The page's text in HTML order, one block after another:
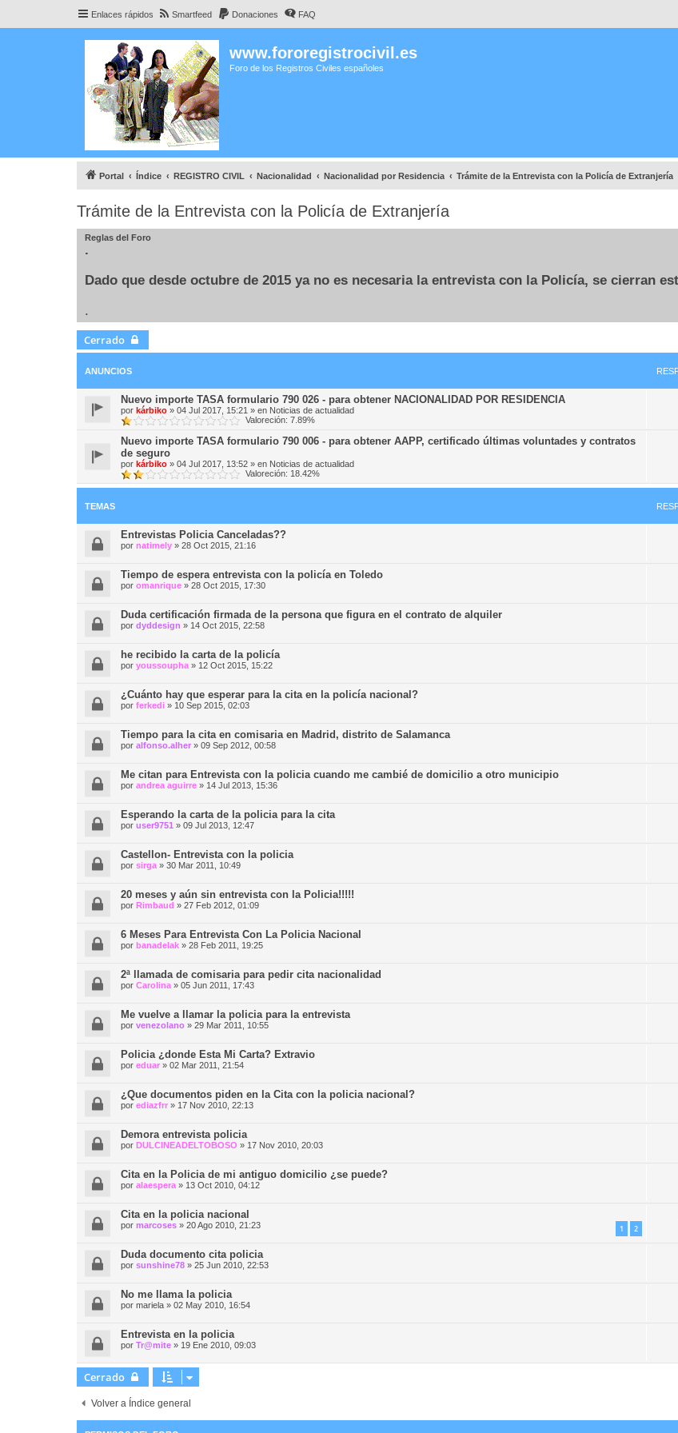
Enlaces rápidos Smartfeed Donaciones FAQ
www.fororegistrocivil.es
Foro de los Registros Civiles españoles
Portal Índice REGISTRO CIVIL Nacionalidad Nacionalidad por Residencia Trámite de la Entrevista con la Policía de Extranjería
Trámite de la Entrevista con la Policía de Extranjería
Reglas del Foro
.
Dado que desde octubre de 2015 ya no es necesaria la entrevista con la Policía, se cierran
.
Cerrado
ANUNCIOS
Nuevo importe TASA formulario 790 026 - para obtener NACIONALIDAD POR RESIDENCIA
por kárbiko » 04 Jul 2017, 15:21 » en Noticias de actualidad
Valoreción: 7.89%
Nuevo importe TASA formulario 790 006 - para obtener AAPP, certificado últimas voluntades y contratos
de seguro
por kárbiko » 04 Jul 2017, 13:52 » en Noticias de actualidad
Valoreción: 18.42%
TEMAS
Entrevistas Policia Canceladas??
por natimely » 28 Oct 2015, 21:16
Tiempo de espera entrevista con la policía en Toledo
por omanrique » 28 Oct 2015, 17:30
Duda certificación firmada de la persona que figura en el contrato de alquiler
por dyddesign » 14 Oct 2015, 22:58
he recibido la carta de la policía
por youssoupha » 12 Oct 2015, 15:22
¿Cuánto hay que esperar para la cita en la policía nacional?
por ferkedi » 10 Sep 2015, 02:03
Tiempo para la cita en comisaria en Madrid, distrito de Salamanca
por alfonso.alher » 09 Sep 2012, 00:58
Me citan para Entrevista con la policia cuando me cambié de domicilio a otro municipio
por andrea aguirre » 14 Jul 2013, 15:36
Esperando la carta de la policia para la cita
por user9751 » 09 Jul 2013, 12:47
Castellon- Entrevista con la policia
por sirga » 30 Mar 2011, 10:49
20 meses y aún sin entrevista con la Policia!!!!!
por Rimbaud » 27 Feb 2012, 01:09
6 Meses Para Entrevista Con La Policia Nacional
por banadelak » 28 Feb 2011, 19:25
2ª llamada de comisaria para pedir cita nacionalidad
por Carolina » 05 Jun 2011, 17:43
Me vuelve a llamar la policia para la entrevista
por venezolano » 29 Mar 2011, 10:55
Policia ¿donde Esta Mi Carta? Extravio
por eduar » 02 Mar 2011, 21:54
¿Que documentos piden en la Cita con la policia nacional?
por ediazfrr » 17 Nov 2010, 22:13
Demora entrevista policia
por DULCINEADELTOBOSO » 17 Nov 2010, 20:03
Cita en la Policia de mi antiguo domicilio ¿se puede?
por alaespera » 13 Oct 2010, 04:12
Cita en la policia nacional
por marcoses » 20 Ago 2010, 21:23 1 2
Duda documento cita policia
por sunshine78 » 25 Jun 2010, 22:53
No me llama la policia
por mariela » 02 May 2010, 16:54
Entrevista en la policia
por Tr@mite » 19 Ene 2010, 09:03
Cerrado
Volver a Índice general